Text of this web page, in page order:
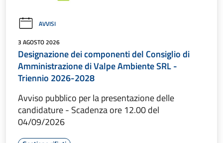
AVVISI
3 AGOSTO 2026
Designazione dei componenti del Consiglio di
Amministrazione di Valpe Ambiente SRL -
Triennio 2026-2028
Avviso pubblico per la presentazione delle
candidature - Scadenza ore 12.00 del
04/09/2026